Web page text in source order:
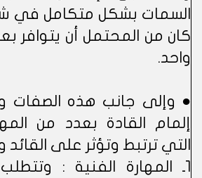
السمات بشكل متكامل في
كان من المحتمل أن
واحد.
● وإلى جانب هذه الصفات
إلمام القادة بعدد من
التي ترتبط وتؤثر على
1ـ المهارة الفنية :